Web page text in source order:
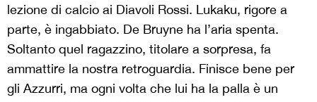
lezione di calcio ai Diavoli Rossi. Lukaku, rigore a
parte, è ingabbiato. De Bruyne ha l’aria spenta.
Soltanto quel ragazzino, titolare a sorpresa, fa
ammattire la nostra retroguardia. Finisce bene per
gli Azzurri, ma ogni volta che lui ha la palla è un